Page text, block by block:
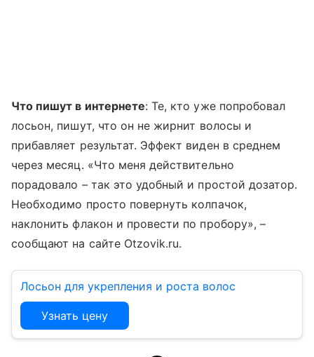
Что пишут в интернете: Те, кто уже попробовал
лосьон, пишут, что он не жирнит волосы и
прибавляет результат. Эффект виден в среднем
через месяц. «Что меня действительно
порадовало – так это удобный и простой дозатор.
Необходимо просто повернуть колпачок,
наклонить флакон и провести по пробору», –
сообщают на сайте Otzovik.ru.
Лосьон для укрепления и роста волос
Узнать цену